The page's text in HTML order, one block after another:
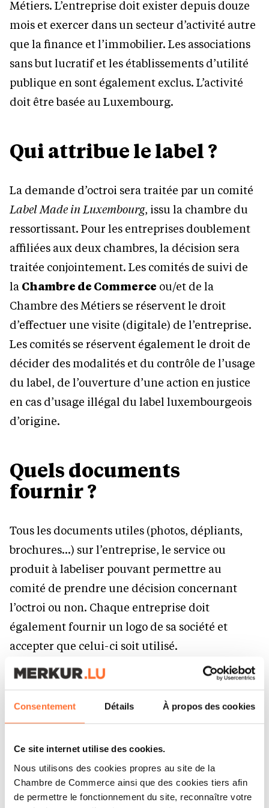
Consentement Détails À propos des cookies
Ce site internet utilise des cookies.
Nous utilisons des cookies propres au site de la
Chambre de Commerce ainsi que des cookies tiers afin
de permettre le fonctionnement du site, reconnaître votre
Métiers. L’entreprise doit exister depuis douze
mois et exercer dans un secteur d’activité autre
que la finance et l’immobilier. Les associations
sans but lucratif et les établissements d’utilité
publique en sont également exclus. L’activité
doit être basée au Luxembourg.
Qui attribue le label ?
La demande d’octroi sera traitée par un comité
Label Made in Luxembourg, issu la chambre du
ressortissant. Pour les entreprises doublement
affiliées aux deux chambres, la décision sera
traitée conjointement. Les comités de suivi de
la Chambre de Commerce ou/et de la
Chambre des Métiers se réservent le droit
d’effectuer une visite (digitale) de l’entreprise.
Les comités se réservent également le droit de
décider des modalités et du contrôle de l’usage
du label, de l’ouverture d’une action en justice
en cas d’usage illégal du label luxembourgeois
d’origine.
Quels documents
fournir ?
Tous les documents utiles (photos, dépliants,
brochures…) sur l’entreprise, le service ou
produit à labeliser pouvant permettre au
comité de prendre une décision concernant
l’octroi ou non. Chaque entreprise doit
également fournir un logo de sa société et
accepter que celui-ci soit utilisé.
Y-a-t-il des frais ?
chambre professionnelle de l’entreprise affiliée.
Pour quelle durée est